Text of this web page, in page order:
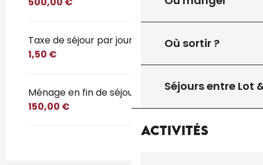
Où sortir ?
Séjours entre Lot
Activités
Taxe de séjour par jour et par personne
1,50 €
Ménage en fin de séjour
150,00 €